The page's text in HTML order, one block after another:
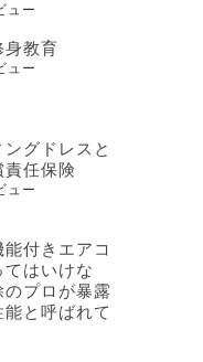
ュー
身教育
ュー
ングドレスと
責任保険
ュー
能付きエアコ
てはいけな
のプロが暴露
と呼ばれて